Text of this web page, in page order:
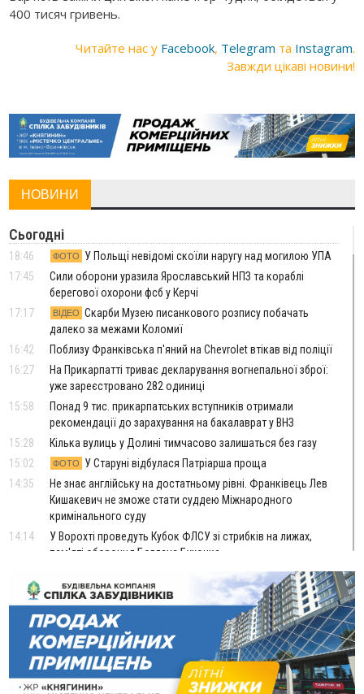
400 тисяч гривень.
Читайте нас у Facebook, Telegram та Instagram.
Завжди цікаві новини!
НОВИНИ
Сьогодні
18:46 ФОТО
У Польщі невідомі скоїли наругу над могилою УПА
17:45
Сили оборони уразила Ярославський НПЗ та кораблі
берегової охорони фсб у Керчі
17:17
ВІДЕО Скарби Музею писанкового розпису побачать
далеко за межами Коломиї
16:42
Поблизу Франківська п'яний на Chevrolet втікав від поліції
16:27
На Прикарпатті триває декларування вогнепальної зброї:
уже зареєстровано 282 одиниці
15:58
Понад 9 тис. прикарпатських вступників отримали
рекомендації до зарахування на бакалаврат у ВНЗ
15:28
Кілька вулиць у Долині тимчасово залишаться без газу
15:02
ФОТО
У Старуні відбулася Патріарша проща
14:35
Не знає англійську на достатньому рівні. Франківець Лев
Кишакевич не зможе стати суддею Міжнародного
кримінального суду
14:14
У Ворохті проведуть Кубок ФЛСУ зі стрибків на лижах,
пам'яті оборонця Богдана Бухонка
На Калущині розшукали чоловіка, який три дні
блукав у лісі
13:14
Боднар розповів про реакцію влади Польщі на атаки на
українців та про зміни після 23 серпня
12:31
ВІДЕО "Едельвейси" щемливо привітали рідну Коломию з
Днем міста
11:55
Вчора у Франківську, Коломиї, Долині та Яремче